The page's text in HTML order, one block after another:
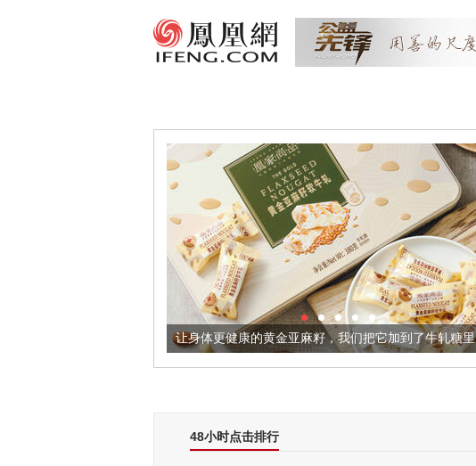
让身体更健康的黄金亚麻籽，我们把它加到了牛轧糖里
48小时点击排行